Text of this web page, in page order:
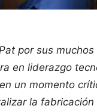
por sus
en liderazgo
un momento
la